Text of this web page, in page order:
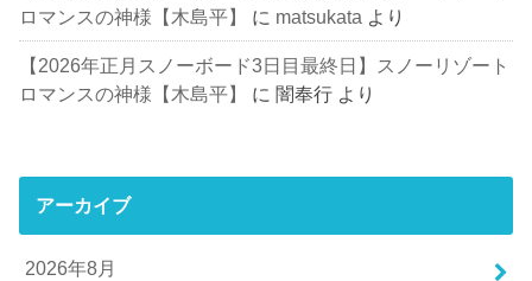
ロマンスの神様【木島平】
に matsukata より
【2026年正月スノーボード3日目最終日】スノーリゾート
ロマンスの神様【木島平】
に闇奉行 より
アーカイブ
2026年8月